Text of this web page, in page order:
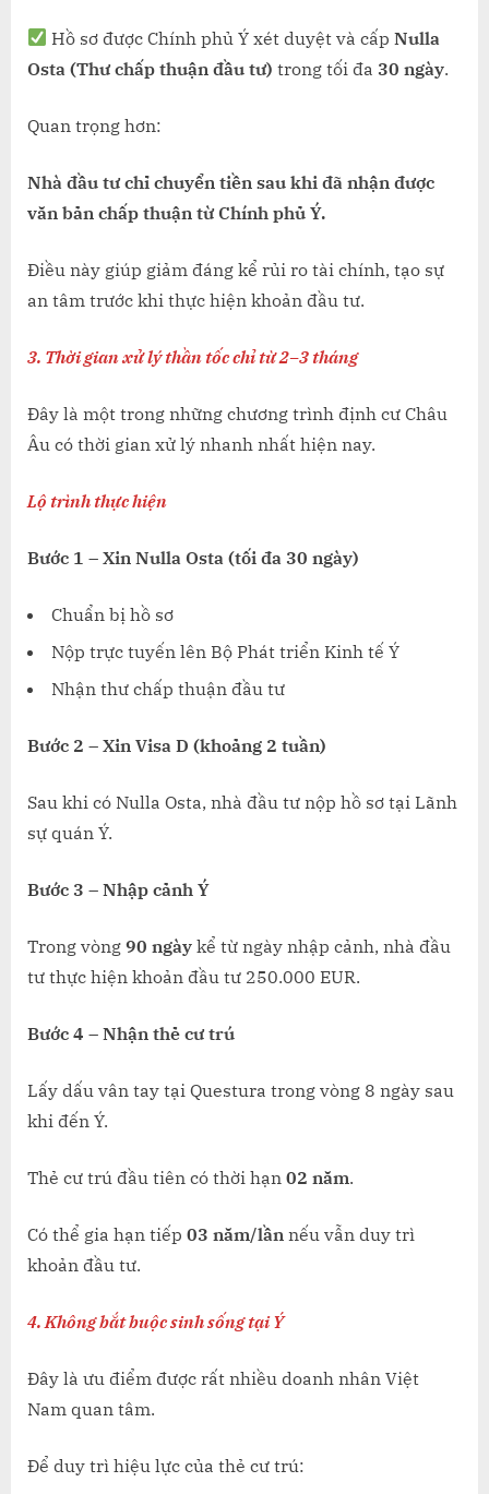
Hồ sơ được Chính phủ Ý xét duyệt và cấpNulla
Osta (Thư chấp thuận đầu tư) trong tối đa 30 ngày.
Quan trọng hơn:
Nhà đầu tư chỉ chuyển tiền sau khi đã nhận được
văn bản chấp thuận từ Chính phủ Ý.
Điều này giúp giảm đáng kể rủi ro tài chính, tạo sự
an tâm trước khi thực hiện khoản đầu tư.
3. Thời gian xử lý thần tốc chỉ từ 2–3 tháng
Đây là một trong những chương trình định cư Châu
Âu có thời gian xử lý nhanh nhất hiện nay.
Lộ trình thực hiện
Bước 1 – Xin Nulla Osta (tối đa 30 ngày)
Chuẩn bị hồ sơ
Nộp trực tuyến lên Bộ Phát triển Kinh tế Ý
Nhận thư chấp thuận đầu tư
Bước 2 – Xin Visa D (khoảng 2 tuần)
Sau khi có Nulla Osta, nhà đầu tư nộp hồ sơ tại Lãnh
sự quán Ý.
Bước 3 – Nhập cảnh Ý
Trong vòng 90 ngày kể từ ngày nhập cảnh, nhà đầu
tư thực hiện khoản đầu tư 250.000 EUR.
Bước 4 – Nhận thẻ cư trú
Lấy dấu vân tay tại Questura trong vòng 8 ngày sau
khi đến Ý.
Thẻ cư trú đầu tiên có thời hạn 02 năm.
Có thể gia hạn tiếp 03 năm/lần nếu vẫn duy trì
khoản đầu tư.
4. Không bắt buộc sinh sống tại Ý
Đây là ưu điểm được rất nhiều doanh nhân Việt
Nam quan tâm.
Để duy trì hiệu lực của thẻ cư trú: